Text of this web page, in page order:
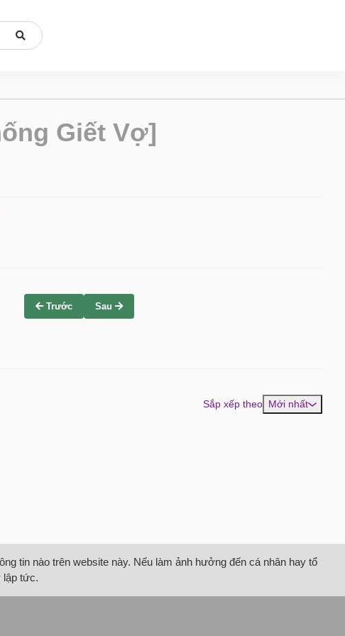
Giết Vợ]
Trước Sau
Sắp xếp theo Mới nhất
tin nào trên website này. Nếu làm ảnh hưởng đến cá nhân hay tổ
lập tức.